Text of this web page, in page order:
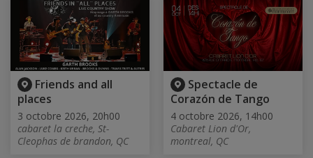
Friends and all
places
3 octobre 2026, 20h00
cabaret la creche, St-
Cleophas de brandon, QC
Spectacle de
Corazón de Tango
4 octobre 2026, 14h00
Cabaret Lion d'Or,
montreal, QC